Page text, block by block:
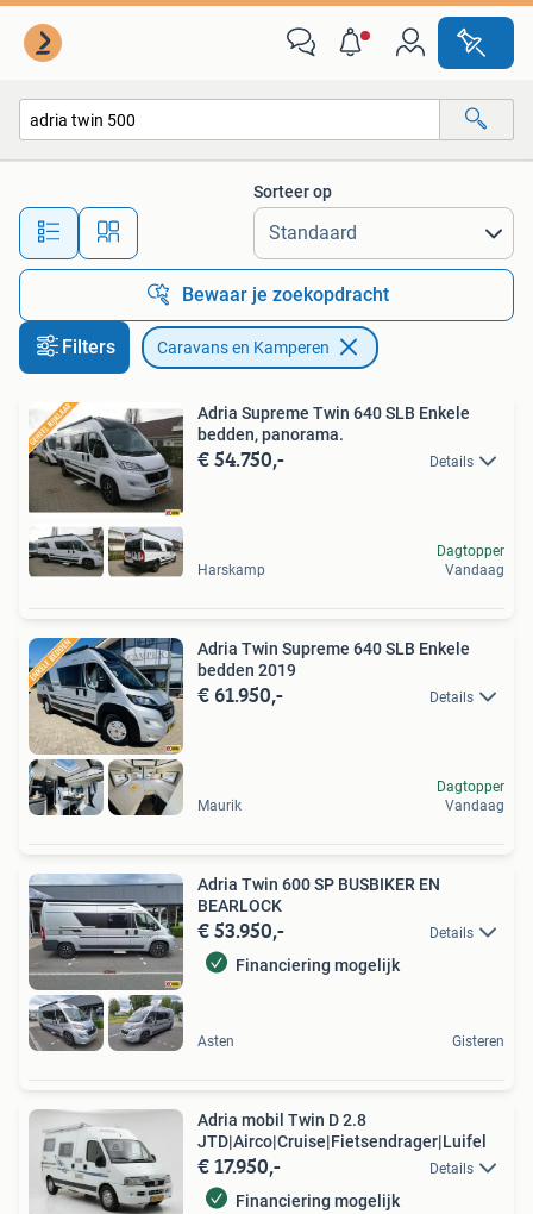
Alle afstanden…
Sorteer op
Bewaar je zoekopdracht
Filters Caravans en Kamperen
Adria Supreme Twin 640 SLB Enkele
bedden, panorama.
€ 54.750,- Details
Harskamp
Dagtopper
Vandaag
Adria Twin Supreme 640 SLB Enkele
bedden 2019
€ 61.950,- Details
Maurik
Dagtopper
Vandaag
Adria Twin 600 SP BUSBIKER EN
BEARLOCK
€ 53.950,- Details
Financiering mogelijk
Asten Gisteren
Adria mobil Twin D 2.8
JTD|Airco|Cruise|Fietsendrager|Luifel
€ 17.950,- Details
Financiering mogelijk